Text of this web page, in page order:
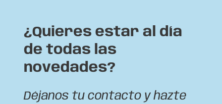
¿Quieres estar al día
de todas las
novedades?
Déjanos tu contacto y hazte